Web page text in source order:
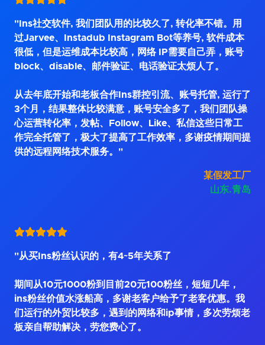
"Ins社交软件, 我们团队用的比较久了, 转化率不错。用
过Jarvee、Instadub Instagram Bot等养号, 软件成本
很低，但是运维成本比较高，网络 IP需要自己弄，账号
block、disable、邮件验证、电话验证太烦人了。
从去年底开始和老板合作Ins群控引流、账号托管, 运行了
3个月，结果整体比较满意，账号安全多了，我们团队操
心运营转化率，发帖、Follow、Like、私信这些日常工
作完全托管了，极大了提高了工作效率，多谢疫情期间提
供的远程网络技术服务。"
某假发工厂
山东.青岛
"从买Ins粉丝认识的，有4~5年关系了
期间从10元1000粉到目前20元100粉丝，短短几年，
ins粉丝价值水涨船高，多谢老客户给予了老客优惠。我
们运行的外贸比较多，遇到的网络和ip事情，多次劳烦老
板亲自帮助解决，劳您费心了。